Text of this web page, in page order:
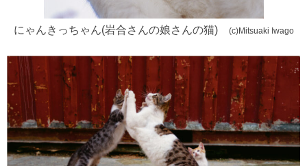
にゃんきっちゃん(岩合さんの娘さんの猫) (c)Mitsuaki Iwago